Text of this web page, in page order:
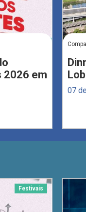
2026 em
07
Festivais